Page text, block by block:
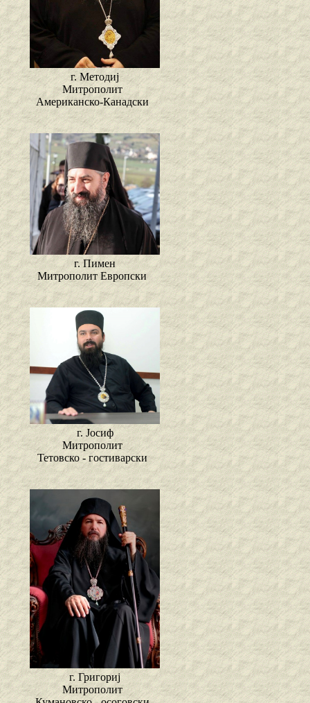
г. Методиј
Митрополит
Американско-Канадски
г. Пимен
Митрополит Европски
г. Јосиф
Митрополит
Тетовско - гостиварски
г. Григориј
Митрополит